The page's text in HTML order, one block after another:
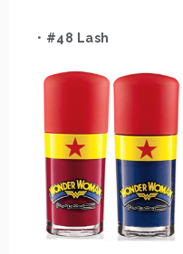
• #48 Lash